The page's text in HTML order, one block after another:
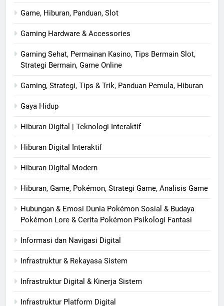
Game, Hiburan, Panduan, Slot
Gaming Hardware & Accessories
Gaming Sehat, Permainan Kasino, Tips Bermain Slot,
Strategi Bermain, Game Online
Gaming, Strategi, Tips & Trik, Panduan Pemula, Hiburan
Gaya Hidup
Hiburan Digital | Teknologi Interaktif
Hiburan Digital Interaktif
Hiburan Digital Modern
Hiburan, Game, Pokémon, Strategi Game, Analisis Game
Hubungan & Emosi Dunia Pokémon Sosial & Budaya
Pokémon Lore & Cerita Pokémon Psikologi Fantasi
Informasi dan Navigasi Digital
Infrastruktur & Rekayasa Sistem
Infrastruktur Digital & Kinerja Sistem
Infrastruktur Platform Digital